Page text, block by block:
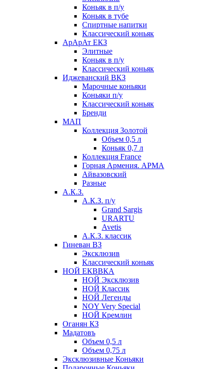
Коньяк в п/у
Коньяк в тубе
Спиртные напитки
Классический коньяк
АрАрАт ЕКЗ
Элитные
Коньяк в п/у
Классический коньяк
Иджеванский ВКЗ
Марочные коньяки
Коньяки п/у
Классический коньяк
Бренди
МАП
Коллекция Золотой
Объем 0,5 л
Коньяк 0,7 л
Коллекция France
Горная Армения. АРМА
Айвазовский
Разные
А.К.З.
А.К.З. п/у
Grand Sargis
URARTU
Avetis
А.К.З. классик
Гиневан ВЗ
Эксклюзив
Классический коньяк
НОЙ ЕКВВКА
НОЙ Эксклюзив
НОЙ Классик
НОЙ Легенды
NOY Very Speсial
НОЙ Кремлин
Оганян КЗ
Мадатовъ
Объем 0,5 л
Объем 0,75 л
Эксклюзивные Коньяки